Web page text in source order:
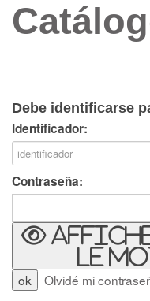
Debe identificarse
Identificador:
Contraseña:
le
Olvidé mi